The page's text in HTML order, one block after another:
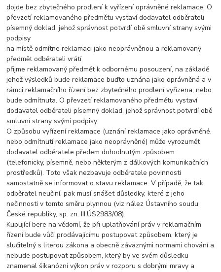
dojde bez zbytečného prodlení k vyřízení oprávněné reklamace. O
převzetí reklamovaného předmětu vystaví dodavatel odběrateli
písemný doklad, jehož správnost potvrdí obě smluvní strany svými
podpisy
na místě odmítne reklamaci jako neoprávněnou a reklamovaný
předmět odběrateli vrátí
přijme reklamovaný předmět k odbornému posouzení, na základě
jehož výsledků bude reklamace buďto uznána jako oprávněná a v
rámci reklamačního řízení bez zbytečného prodlení vyřízena, nebo
bude odmítnuta. O převzetí reklamovaného předmětu vystaví
dodavatel odběrateli písemný doklad, jehož správnost potvrdí obě
smluvní strany svými podpisy
O způsobu vyřízení reklamace (uznání reklamace jako oprávněné,
nebo odmítnutí reklamace jako neoprávněné) může vyrozumět
dodavatel odběratele předem dohodnutým způsobem
(telefonicky, písemně, nebo některým z dálkových komunikačních
prostředků). Toto však nezbavuje odběratele povinnosti
samostatně se informovat o stavu reklamace. V případě, že tak
odběratel neučiní, pak musí snášet důsledky, které z jeho
nečinnosti v tomto směru plynnou (viz nález Ústavního soudu
České republiky, sp. zn. III.ÚS2983/08).
Kupující bere na vědomí, že při uplatňování práv v reklamačním
řízení bude vůči prodávajícímu postupovat způsobem, který je
slučitelný s literou zákona a obecně závaznými normami chování a
nebude postupovat způsobem, který by ve svém důsledku
znamenal šikanózní výkon práv v rozporu s dobrými mravy a